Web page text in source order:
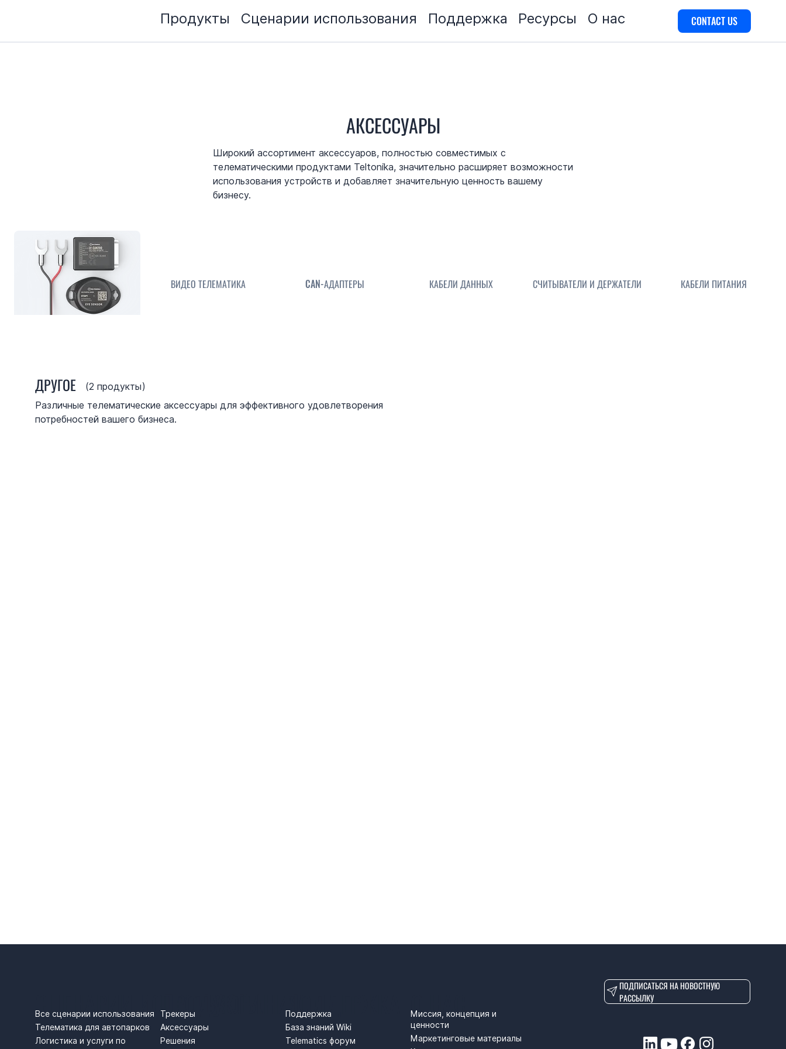
Продукты Сценарии использования Поддержка Ресурсы О нас CONTACT US
АКСЕССУАРЫ
Широкий ассортимент аксессуаров, полностью совместимых с
телематическими продуктами Teltonika, значительно расширяет возможности
использования устройств и добавляет значительную ценность вашему
бизнесу.
ВИДЕО ТЕЛЕМАТИКА CAN-АДАПТЕРЫ КАБЕЛИ ДАННЫХ СЧИТЫВАТЕЛИ И ДЕРЖАТЕЛИ КАБЕЛИ ПИТАНИЯ
АКСЕССУАРЫ
(2 продукты)
ДРУГОЕ
Различные телематические аксессуары для эффективного удовлетворения
потребностей вашего бизнеса.
СЦЕНАРИИ ИСПОЛЬЗОВАНИЯ
Все сценарии использования
Телематика для автопарков
Логистика и услуги по
ПРОДУКТЫ
Трекеры
Аксессуары
Решения
ПОДДЕРЖКА
Поддержка
База знаний Wiki
Telematics форум
О НАС
Миссия, концепция и
ценности
Маркетинговые материалы
ПОДПИСАТЬСЯ НА НОВОСТНУЮ
РАССЫЛКУ